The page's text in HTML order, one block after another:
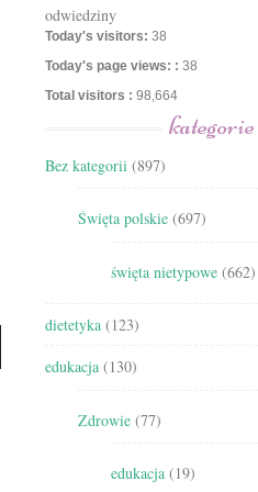
odwiedziny
Today's visitors: 38
Today's page views: : 38
Total visitors : 98,664
kategorie
Bez kategorii (897)
Święta polskie (697)
święta nietypowe (662)
dietetyka (123)
edukacja (130)
Zdrowie (77)
edukacja (19)